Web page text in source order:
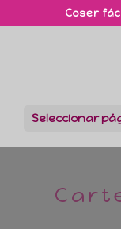
Coser
Seleccionar